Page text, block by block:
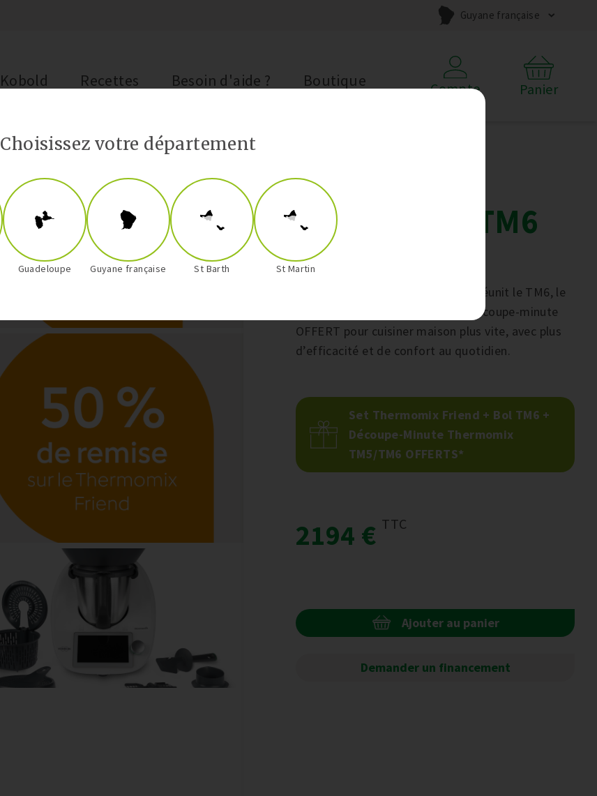
Guyane française
Kobold Recettes Besoin d'aide ? Boutique Compte Panier
Offre Trio
Thermomix TM6
MARS
L’Offre Trio Thermomix de mars réunit le TM6, le
Thermomix Friend à -50% et le découpe-minute
OFFERT pour cuisiner maison plus vite, avec plus
d’efficacité et de confort au quotidien.
Set Thermomix Friend + Bol TM6 +
Découpe-Minute Thermomix
TM5/TM6 OFFERTS*
2194 € TTC
Ajouter au panier
Demander un financement
Choisissez votre département
Guadeloupe Guyane française St Barth St Martin